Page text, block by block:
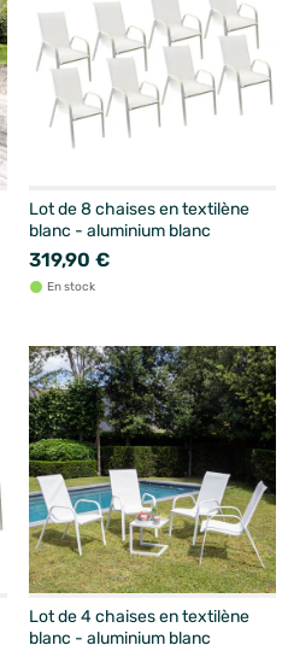
Lot de 8 chaises en textilène
blanc - aluminium blanc
319,90 €
En stock
Lot de 4 chaises en textilène
blanc - aluminium blanc